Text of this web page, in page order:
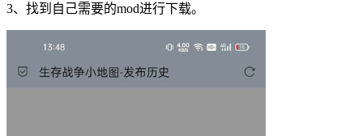
3、找到自己需要的mod进行下载。